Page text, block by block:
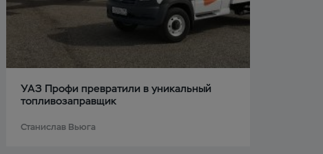
УАЗ Профи превратили в уникальный
топливозаправщик
Станислав Вьюга